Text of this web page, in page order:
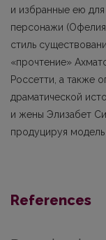
и избранные ею
персонажи
стиль
«прочтение»
Россетти, а также
драматической
и жены Элизабет
продуцируя
References